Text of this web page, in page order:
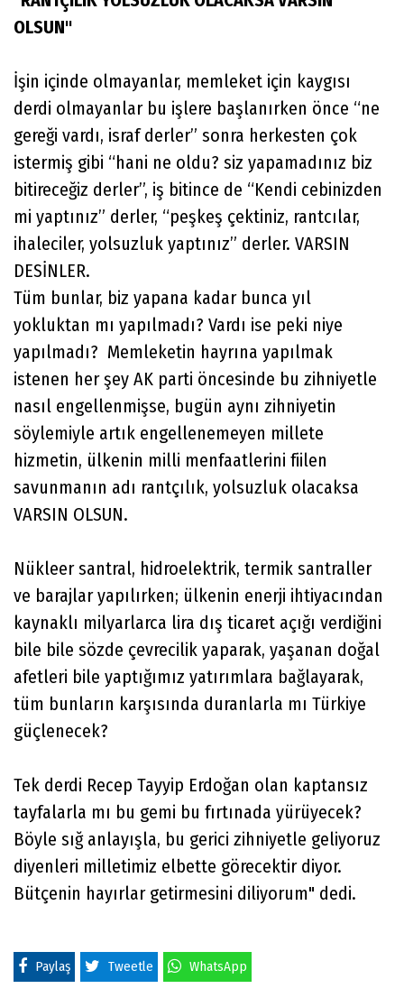
OLSUN"
İşin içinde olmayanlar, memleket için kaygısı
derdi olmayanlar bu işlere başlanırken önce “ne
gereği vardı, israf derler” sonra herkesten çok
istermiş gibi “hani ne oldu? siz yapamadınız biz
bitireceğiz derler”, iş bitince de “Kendi cebinizden
mi yaptınız” derler, “peşkeş çektiniz, rantcılar,
ihaleciler, yolsuzluk yaptınız” derler. VARSIN
DESİNLER.
Tüm bunlar, biz yapana kadar bunca yıl
yokluktan mı yapılmadı? Vardı ise peki niye
yapılmadı? Memleketin hayrına yapılmak
istenen her şey AK parti öncesinde bu zihniyetle
nasıl engellenmişse, bugün aynı zihniyetin
söylemiyle artık engellenemeyen millete
hizmetin, ülkenin milli menfaatlerini fiilen
savunmanın adı rantçılık, yolsuzluk olacaksa
VARSIN OLSUN.
Nükleer santral, hidroelektrik, termik santraller
ve barajlar yapılırken; ülkenin enerji ihtiyacından
kaynaklı milyarlarca lira dış ticaret açığı verdiğini
bile bile sözde çevrecilik yaparak, yaşanan doğal
afetleri bile yaptığımız yatırımlara bağlayarak,
tüm bunların karşısında duranlarla mı Türkiye
güçlenecek?
Tek derdi Recep Tayyip Erdoğan olan kaptansız
tayfalarla mı bu gemi bu fırtınada yürüyecek?
Böyle sığ anlayışla, bu gerici zihniyetle geliyoruz
diyenleri milletimiz elbette görecektir diyor.
Bütçenin hayırlar getirmesini diliyorum" dedi.
Paylaş Tweetle WhatsApp